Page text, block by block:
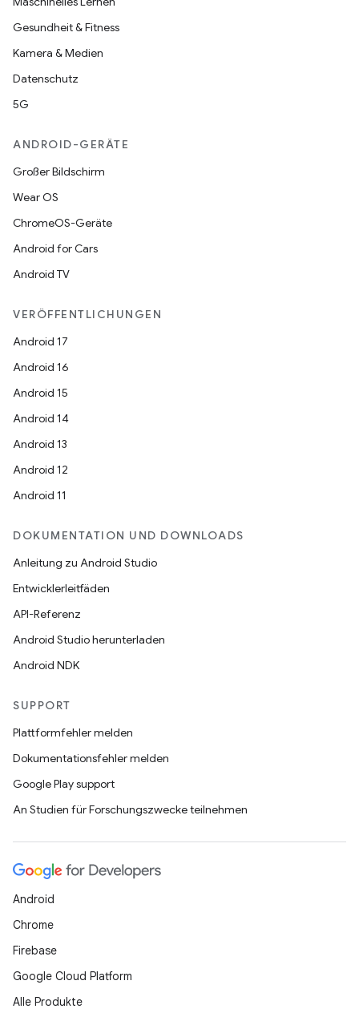
Gesundheit & Fitness
Kamera & Medien
Datenschutz
5G
ANDROID-GERÄTE
Großer Bildschirm
Wear OS
ChromeOS-Geräte
Android for Cars
Android TV
VERÖFFENTLICHUNGEN
Android 17
Android 16
Android 15
Android 14
Android 13
Android 12
Android 11
DOKUMENTATION UND DOWNLOADS
Anleitung zu Android Studio
Entwicklerleitfäden
API-Referenz
Android Studio herunterladen
Android NDK
SUPPORT
Plattformfehler melden
Dokumentationsfehler melden
Google Play support
An Studien für Forschungszwecke teilnehmen
Android
Chrome
Firebase
Google Cloud Platform
Alle Produkte